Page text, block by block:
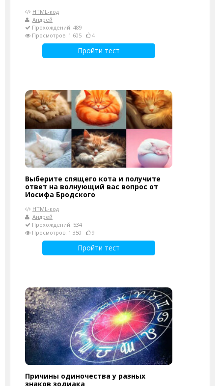
HTML-код
Андрей
Прохождений: 489
Просмотров: 1 605
4
Пройти тест
Выберите спящего кота и получите
ответ на волнующий вас вопрос от
Иосифа Бродского
HTML-код
Андрей
Прохождений: 534
Просмотров: 1 350
9
Пройти тест
Причины одиночества у разных
знаков зодиака